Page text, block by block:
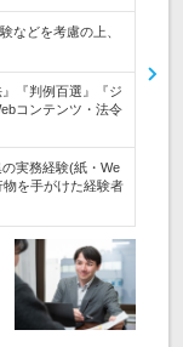
などを考慮の上、
『判例百選』『ジ
コンテンツ・法令
実務経験(紙・We
を手がけた経験者